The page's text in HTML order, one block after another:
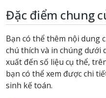
Đặc điểm chung
Bạn có thể thêm nội dung
chú thích và in chúng dưới
xuất đến số liệu cụ thể,
bạn có thể xem được chi
sinh kế toán.